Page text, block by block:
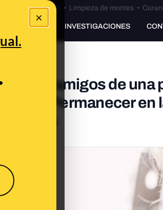
×
Bulos Ceuta • Limpieza de montes•
PREBUNKING INVESTIGACIONES
o amigos de una
ella? Permanecer en